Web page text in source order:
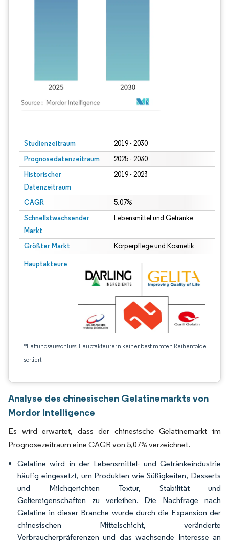
Studienzeitraum 2019 - 2030
Prognosedatenzeitraum 2025 - 2030
Historischer
Datenzeitraum
2019 - 2023
CAGR 5.07%
Schnellstwachsender
Markt
Lebensmittel und Getränke
Größter Markt Körperpflege und Kosmetik
Hauptakteure
*Haftungsausschluss: Hauptakteure in keiner bestimmten Reihenfolge
sortiert
Analyse des chinesischen Gelatinemarkts von
Mordor Intelligence
Es wird erwartet, dass der chinesische Gelatinemarkt im
Prognosezeitraum eine CAGR von 5,07% verzeichnet.
Gelatine wird in der Lebensmittel- und Getränkeindustrie
häufig eingesetzt, um Produkten wie Süßigkeiten, Desserts
und Milchgerichten Textur, Stabilität und
Geliereigenschaften zu verleihen. Die Nachfrage nach
Gelatine in dieser Branche wurde durch die Expansion der
chinesischen Mittelschicht, veränderte
Verbraucherpräferenzen und das wachsende Interesse an